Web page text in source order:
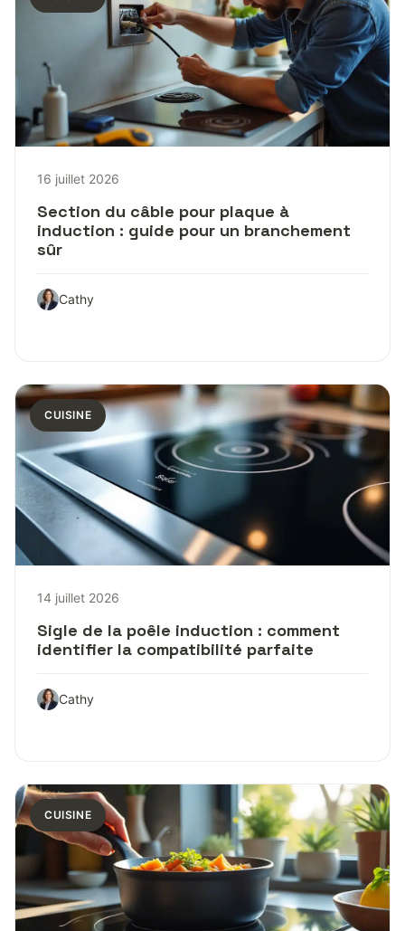
16 juillet 2026
Section du câble pour plaque à
induction : guide pour un branchement
sûr
Cathy
CUISINE
14 juillet 2026
Sigle de la poêle induction : comment
identifier la compatibilité parfaite
Cathy
CUISINE